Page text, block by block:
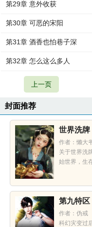
第29章 意外收获
第30章 可恶的宋阳
第31章 酒香也怕巷子深
第32章 怎么这么多人
上一页
封面推荐
世界洗牌
作者：懒大
关于世界洗
始世界，生
第九特区
作者：伪戒
科幻灾变过